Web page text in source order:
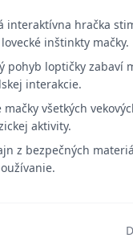
interaktívna hračka
inštinkty mačky.
pohyb loptičky zabaví
interakcie.
všetkých
aktivity.
z bezpečných